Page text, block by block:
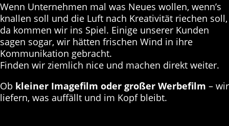
Wenn Unternehmen mal was Neues wollen, wenn’s
knallen soll und die Luft nach Kreativität riechen soll,
da kommen wir ins Spiel. Einige unserer Kunden
sagen sogar, wir hätten frischen Wind in ihre
Kommunikation gebracht.
Finden wir ziemlich nice und machen direkt weiter.
Ob kleiner Imagefilm oder großer Werbefilm – wir
liefern, was auffällt und im Kopf bleibt.